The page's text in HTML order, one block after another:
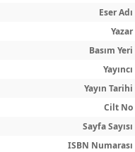
Eser Adı
Yazar
Basım Yeri
Yayıncı
Yayın Tarihi
Cilt No
Sayfa Sayısı
ISBN Numarası